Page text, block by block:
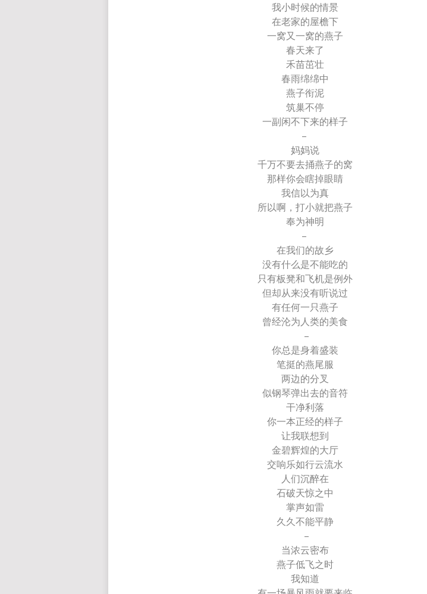
我小时候的情景
在老家的屋檐下
一窝又一窝的燕子
春天来了
禾苗茁壮
春雨绵绵中
燕子衔泥
筑巢不停
一副闲不下来的样子
–
妈妈说
千万不要去捅燕子的窝
那样你会瞎掉眼睛
我信以为真
所以啊，打小就把燕子
奉为神明
–
在我们的故乡
没有什么是不能吃的
只有板凳和飞机是例外
但却从来没有听说过
有任何一只燕子
曾经沦为人类的美食
–
你总是身着盛装
笔挺的燕尾服
两边的分叉
似钢琴弹出去的音符
干净利落
你一本正经的样子
让我联想到
金碧辉煌的大厅
交响乐如行云流水
人们沉醉在
石破天惊之中
掌声如雷
久久不能平静
–
当浓云密布
燕子低飞之时
我知道